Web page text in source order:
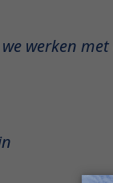
werken